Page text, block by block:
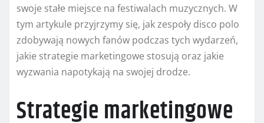
swoje stałe miejsce na festiwalach muzycznych. W
tym artykule przyjrzymy się, jak zespoły disco polo
zdobywają nowych fanów podczas tych wydarzeń,
jakie strategie marketingowe stosują oraz jakie
wyzwania napotykają na swojej drodze.
Strategie marketingowe